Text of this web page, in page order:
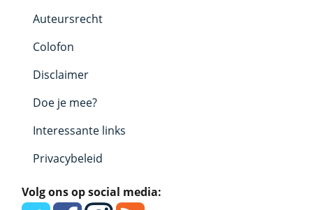
Auteursrecht
Colofon
Disclaimer
Doe je mee?
Interessante links
Privacybeleid
Volg ons op social media: